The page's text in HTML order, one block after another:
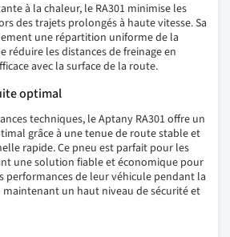
à la chaleur, le RA301 minimise les
des trajets prolongés à haute vitesse. Sa
une répartition uniforme de la
réduire les distances de freinage en
avec la surface de la route.
optimal
techniques, le Aptany RA301 offre un
grâce à une tenue de route stable et
rapide. Ce pneu est parfait pour les
une solution fiable et économique pour
performances de leur véhicule pendant la
un haut niveau de sécurité et